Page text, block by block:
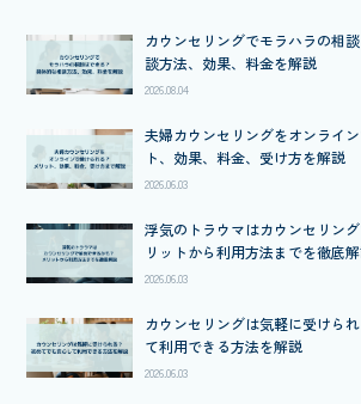
カウンセリングでモラハラの相
談方法、効果、料金を解説
2026.08.04
夫婦カウンセリングをオンライ
ト、効果、料金、受け方を解説
2026.06.03
浮気のトラウマはカウンセリン
リットから利用方法までを徹底
2026.06.03
カウンセリングは気軽に受けら
て利用できる方法を解説
2026.06.03